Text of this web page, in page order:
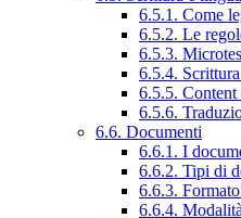
6.5.1. Come
6.5.2. Le
6.5.3.
6.5.4.
6.5.5.
6.5.6.
6.6. Documenti
6.6.1. I
6.6.2. Tipi di
6.6.3.
6.6.4.